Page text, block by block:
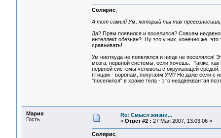
Солярис,
А тот самый Ум, который ты так превозносишь,
Да? Прям появился и поселился? Совсем
интеллект обезьян? Ну это у них, конечно же,
сравнивать!
Ум ниоткуда не появлялся и нигде не поселялся!
мозга, нервной системы, если хочешь. Также, как
нервной системы человека с окружающей
птицам - воронам, попугаям УМ? Но даже если с
"поселился" в храме тела - это неадвеквантая
Мария
Гость
Re: Смысл жизни...
« Ответ #2 : 27 Мая 2007, 13:03:06 »
Солярис,